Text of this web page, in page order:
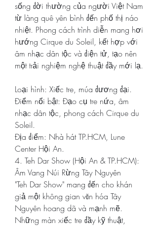
sống đời thường của người Việt Nam
từ làng quê yên bình đến phố thị náo
nhiệt. Phong cách trình diễn mang hơi
hướng Cirque du Soleil, kết hợp với
âm nhạc dân tộc và điện tử, tạo nên
một trải nghiệm nghệ thuật đầy mới lạ.
Loại hình: Xiếc tre, múa đương đại.
Điểm nổi bật: Đạo cụ tre nứa, âm
nhạc dân tộc, phong cách Cirque du
Soleil.
Địa điểm: Nhà hát TP.HCM, Lune
Center Hội An.
4. Teh Dar Show (Hội An & TP.HCM):
Âm Vang Núi Rừng Tây Nguyên
"Teh Dar Show" mang đến cho khán
giả một không gian văn hóa Tây
Nguyên hoang dã và mạnh mẽ.
Những màn xiếc tre đầy kỹ thuật,